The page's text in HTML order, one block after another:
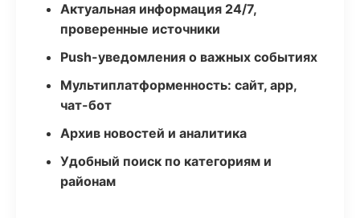
Актуальная информация 24/7,
проверенные источники
Push-уведомления о важных событиях
Мультиплатформенность: сайт, app,
чат-бот
Архив новостей и аналитика
Удобный поиск по категориям и
районам